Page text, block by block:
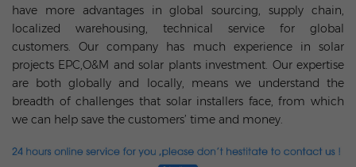
have more advantages in global sourcing, supply chain,
localized warehousing, technical service for global
customers. Our company has much experience in solar
projects EPC,O&M and solar plants investment. Our expertise
are both globally and locally, means we understand the
breadth of challenges that solar installers face, from which
we can help save the customers’ time and money.